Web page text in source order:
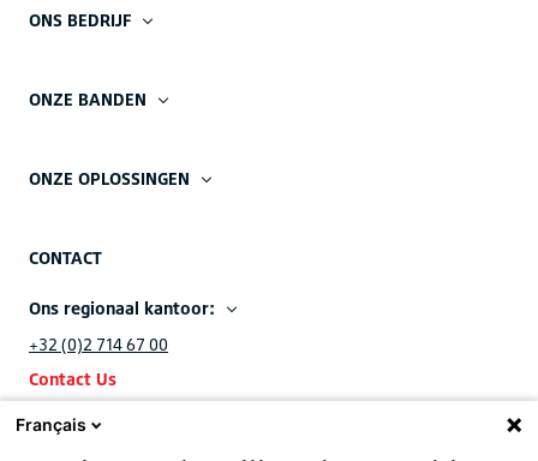
ONS BEDRIJF
ONZE BANDEN
ONZE OPLOSSINGEN
CONTACT
Ons regionaal kantoor:
+32 (0)2 714 67 00
Contact Us
Ons EMEA hoofdkantoor:
Français